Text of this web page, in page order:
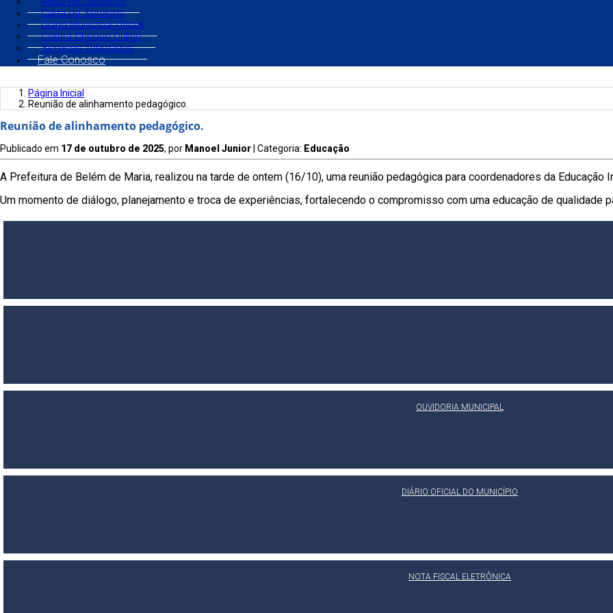
Carta de Serviços
Diário Municipal Oficial
Contra Cheque Online
Serviços Tributários
Fale Conosco
Página Inicial
Reunião de alinhamento pedagógico.
Reunião de alinhamento pedagógico.
Publicado em 17 de outubro de 2025, por Manoel Junior | Categoria: Educação
A Prefeitura de Belém de Maria, realizou na tarde de ontem (16/10), uma reunião pedagógica para coordenadores da Educação
Um momento de diálogo, planejamento e troca de experiências, fortalecendo o compromisso com uma educação de qualidade
OUVIDORIA MUNICIPAL
DIÁRIO OFICIAL DO MUNICÍPIO
NOTA FISCAL ELETRÔNICA